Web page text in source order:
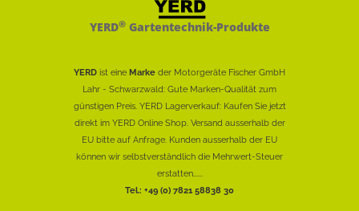
YERD®Gartentechnik-Produkte
YERD ist eine Marke der Motorgeräte Fischer GmbH
Lahr - Schwarzwald: Gute Marken-Qualität zum
günstigen Preis. YERD Lagerverkauf: Kaufen Sie jetzt
direkt im YERD Online Shop. Versand ausserhalb der
EU bitte auf Anfrage. Kunden ausserhalb der EU
können wir selbstverständlich die Mehrwert-Steuer
erstatten......
Tel.: +49 (0) 7821 58838 30